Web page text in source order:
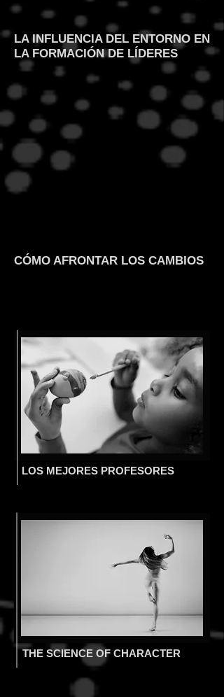
LA INFLUENCIA DEL ENTORNO EN
LA FORMACIÓN DE LÍDERES
CÓMO AFRONTAR LOS CAMBIOS
LOS MEJORES PROFESORES
THE SCIENCE OF CHARACTER